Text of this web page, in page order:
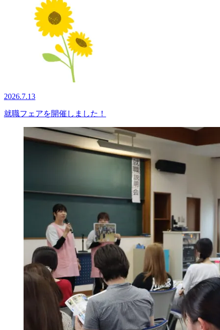
2026.7.13
就職フェアを開催しました！